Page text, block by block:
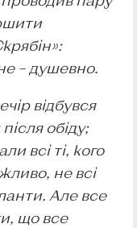
– душевно.
відбувся
обіду;
всі ті, кого
не всі
Але все
що все